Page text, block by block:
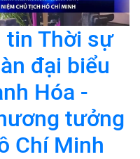
tin Thời sự
đại biểu
Hóa -
tưởng
Chí Minh